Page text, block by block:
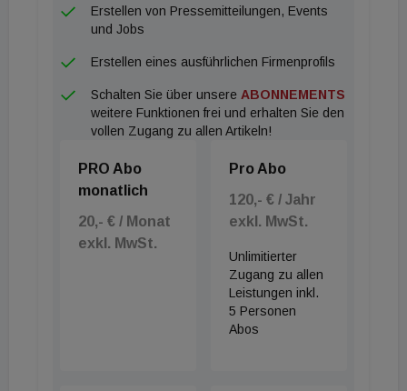
zehn Prozent im Vergleich zum Vorjahreszeitraum
Österreich vom Einzelhandel mit einem Anteil von
46 Prozent und dem Hotelsektor mit 19 Prozent.
Der Wohnungsbereich entwickelte sich aufgrund
signifikante Veränderung zeigt sich bei der Struktur
der Käufer: Erstmals seit drei Jahren stellten
internationale Investoren mit 64 Prozent wieder die
Mehrheit, während der Anteil institutioneller Anleger
auf 59 Prozent stieg. Für das zweite Quartal 2026
erwartet Colliers eine anhaltend stabile, aber
selektive Marktphase mit kontinuierlicher
Erstellen von Pressemitteilungen, Events
und Jobs
Erstellen eines ausführlichen Firmenprofils
Schalten Sie über unsere ABONNEMENTS
weitere Funktionen frei und erhalten Sie den
vollen Zugang zu allen Artikeln!
PRO Abo
monatlich
20,- € / Monat
exkl. MwSt.
Pro Abo
120,- € / Jahr
exkl. MwSt.
Unlimitierter
Zugang zu allen
Leistungen inkl.
5 Personen
Abos